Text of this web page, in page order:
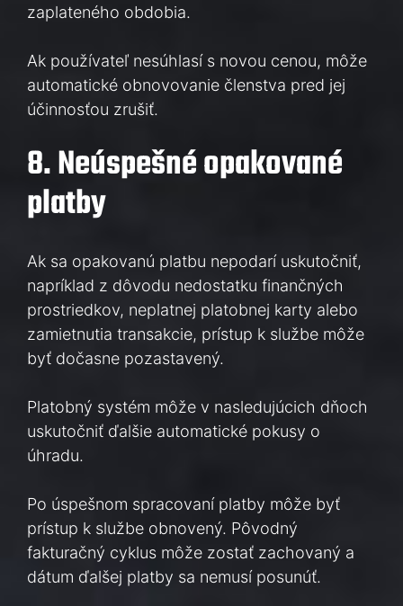
zaplateného obdobia.
Ak používateľ nesúhlasí s novou cenou, môže
automatické obnovovanie členstva pred jej
účinnosťou zrušiť.
8. Neúspešné opakované
platby
Ak sa opakovanú platbu nepodarí uskutočniť,
napríklad z dôvodu nedostatku finančných
prostriedkov, neplatnej platobnej karty alebo
zamietnutia transakcie, prístup k službe môže
byť dočasne pozastavený.
Platobný systém môže v nasledujúcich dňoch
uskutočniť ďalšie automatické pokusy o
úhradu.
Po úspešnom spracovaní platby môže byť
prístup k službe obnovený. Pôvodný
fakturačný cyklus môže zostať zachovaný a
dátum ďalšej platby sa nemusí posunúť.